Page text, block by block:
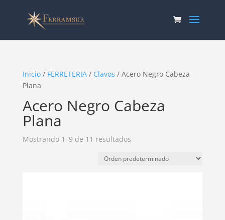
Inicio/ FERRETERIA/ Clavos / Acero Negro Cabeza
Plana
Acero Negro Cabeza
Plana
Mostrando 1–9 de 11 resultados